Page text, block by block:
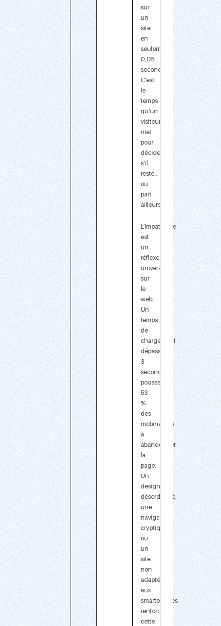
sur
un
site
en
seulement
0,05
seconde
C’est
le
temps
qu’un
visiteur
met
pour
décider
s’il
reste…
ou
part
ailleurs.
L’impatience
est
un
réflexe
universel
sur
le
web.
Un
temps
de
chargement
dépassant
3
secondes
pousse
53
%
des
mobinautes
à
abandonner
la
page.
Un
design
désordonné,
une
navigation
cryptique
ou
un
site
non
adapté
aux
smartphones
renforcent
cette